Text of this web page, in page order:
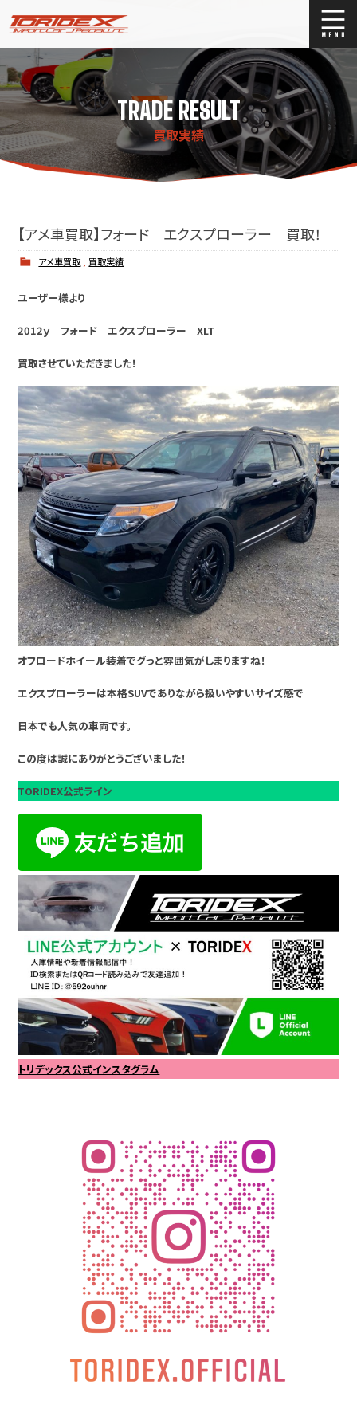
ブログ
Stock list
ストックリスト
買取
TRADE RESULT
買取実績
【アメ車買取】フォード エクスプローラー 買取！
アメ車買取 買取実績
ユーザー様より
2012ｙ フォード エクスプローラー XLT
買取させていただきました！
オフロードホイール装着でグっと雰囲気がしまりますね！
エクスプローラーは本格SUVでありながら扱いやすいサイズ感で
日本でも人気の車両です。
この度は誠にありがとうございました！
TORIDEX公式ライン
トリデックス公式インスタグラム